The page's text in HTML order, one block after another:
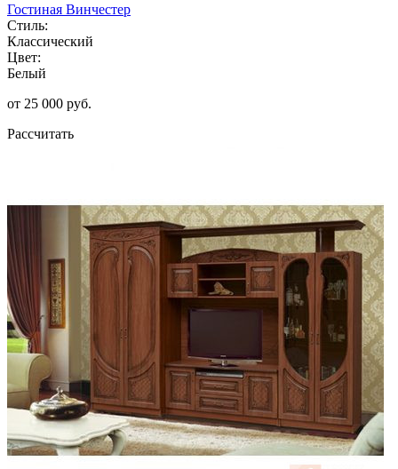
Гостиная Винчестер
Стиль:
Классический
Цвет:
Белый
от 25 000 руб.
Рассчитать